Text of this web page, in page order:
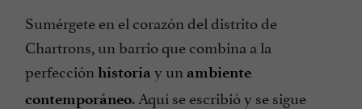
Sumérgete en el corazón del distrito de
Chartrons, un barrio que combina a la
perfección historia y un ambiente
contemporáneo. Aquí se escribió y se sigue